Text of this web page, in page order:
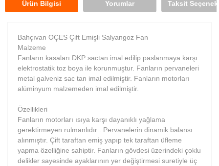
Ürün Bilgisi Yorumlar Taksit
Bahçıvan OÇES Çift Emişli Salyangoz Fan
Malzeme
Fanların kasaları DKP sactan imal edilip paslanmaya karşı
elektrostatik toz boya ile korunmuştur. Fanların pervaneleri
metal galveniz sac tan imal edilmiştir. Fanların motorları
alüminyum malzemeden imal edilmiştir.
Özellikleri
Fanların motorları ısıya karşı dayanıklı yağlama
gerektirmeyen rulmanlıdır . Pervanelerin dinamik balansı
alınmıştır. Çift taraftan emiş yapıp tek taraftan üfleme
yapma özelliğine sahiptir. Fanların gövdesi üzerindeki çoklu
delikler sayesinde ayaklarının yer değiştirmesi suretiyle üç